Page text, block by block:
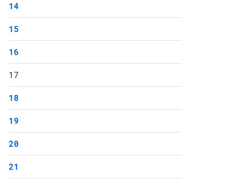
14
15
16
17
18
19
20
21